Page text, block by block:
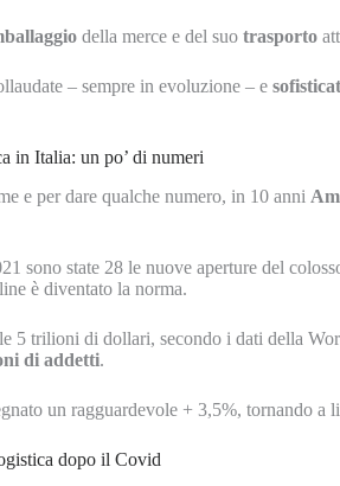
della merce e del suo trasporto
– sempre in evoluzione – e
in Italia: un po’ di numeri
e per dare qualche numero, in 10 anni
sono state 28 le nuove aperture del
è diventato la norma.
5 trilioni di dollari, secondo i dati della
di addetti.
un ragguardevole + 3,5%, tornando a
dopo il Covid